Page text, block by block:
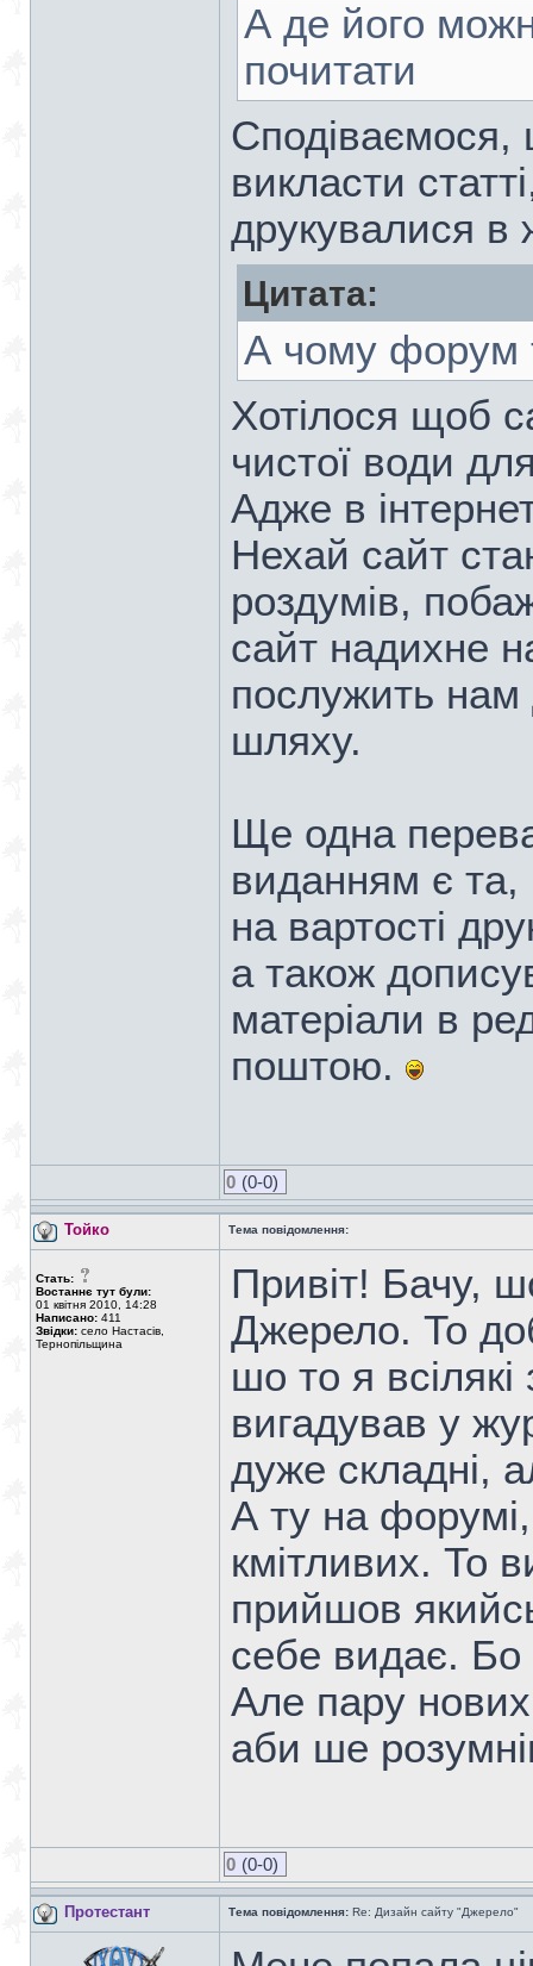
А де його
почитати
Сподіваємося,
викласти
друкувалися в
Цитата:
А чому форум
Хотілося щоб
чистої води
Адже в
Нехай сайт
роздумів,
сайт надихне
послужить
шляху.
Ще одна
виданням є
на вартості
а також
матеріали в
поштою.
0 (0-0)
Тойко Тема повідомлення:
Стать:
Востаннє тут були:
01 квітня 2010, 14:28
Написано: 411
Звідки: село Настасів,
Тернопільщина
Привіт! Бачу,
Джерело. То
шо то я всілякі
вигадував у
дуже складні,
А ту на форумі,
кмітливих. То
прийшов
себе видає. Бо
Але пару
аби ше
0 (0-0)
Протестант Тема повідомлення: Re: Дизайн сайту "Джерело"